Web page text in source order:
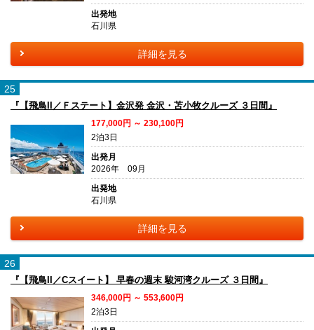
出発地
石川県
詳細を見る
25
『【飛鳥II／Ｆステート】金沢発 金沢・苫小牧クルーズ ３日間』
177,000円 ～ 230,100円
2泊3日
出発月
2026年 09月
出発地
石川県
詳細を見る
26
『【飛鳥II／Cスイート】 早春の週末 駿河湾クルーズ ３日間』
346,000円 ～ 553,600円
2泊3日